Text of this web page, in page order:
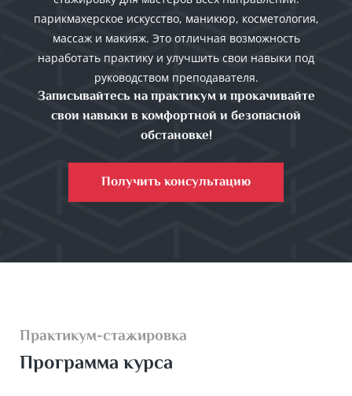
парикмахерское искусство, маникюр, косметология,
массаж и макияж. Это отличная возможность
наработать практику и улучшить свои навыки под
руководством преподавателя.
Записывайтесь на практикум и прокачивайте
свои навыки в комфортной и безопасной
обстановке!
Получить консультацию
Практикум-стажировка
Программа курса